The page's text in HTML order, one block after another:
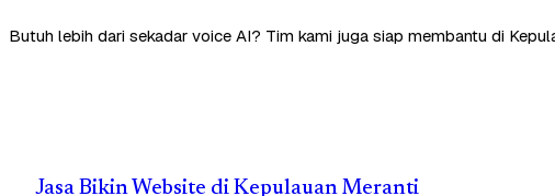
Butuh lebih dari sekadar voice AI? Tim kami juga siap membantu di
Jasa Bikin Website di Kepulauan Meranti